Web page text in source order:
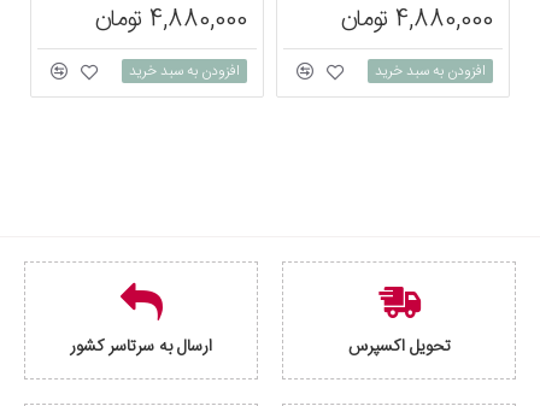
4,880,000 تومان
افزودن به سبد خرید
4,880,000 تومان
افزودن به سبد خرید
تحویل اکسپرس ارسال به سرتاسر کشور